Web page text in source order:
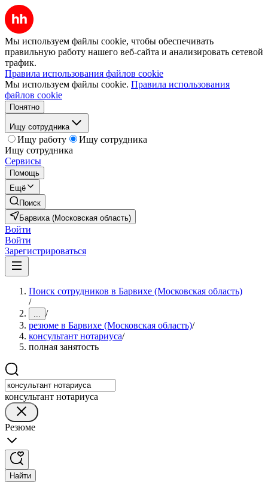
Мы используем файлы cookie, чтобы обеспечивать
правильную работу нашего веб-сайта и анализировать сетевой
трафик.
Правила использования файлов cookie
Мы используем файлы cookie. Правила использования
файлов cookie
Понятно
Ищу сотрудника
Ищу работу
Ищу сотрудника
Ищу сотрудника
Сервисы
Помощь
Ещё
Поиск
Барвиха (Московская область)
Войти
Войти
Зарегистрироваться
Поиск сотрудников в Барвихе (Московская область)
/
... /
резюме в Барвихе (Московская область)/
консультант нотариуса/
полная занятость
консультант нотариуса
Резюме
Найти